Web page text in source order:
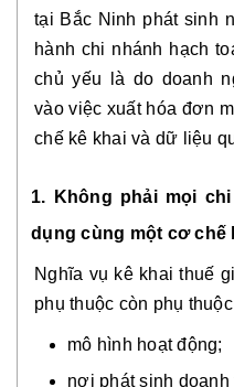
tại Bắc Ninh phát sinh
hành chi nhánh hạch
chủ yếu là do doanh
vào việc xuất hóa đơn
chế kê khai và dữ liệu
1. Không phải mọi
dụng cùng một cơ chế
Nghĩa vụ kê khai thuế
phụ thuộc còn phụ
mô hình hoạt động;
nơi phát sinh doanh